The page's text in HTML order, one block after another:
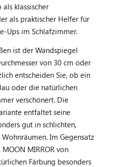
klassischer
als praktischer Helfer für
Ups im Schlafzimmer.
ist der Wandspiegel
von 30 cm oder
entscheiden Sie, ob ein
oder die natürlichen
verschönert. Die
entfaltet seine
gut in schlichten,
Im Gegensatz
MIRROR von
Färbung besonders